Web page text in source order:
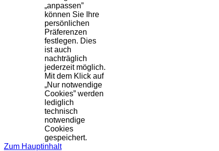
„anpassen”
können Sie Ihre
persönlichen
Präferenzen
festlegen. Dies
ist auch
nachträglich
jederzeit möglich.
Mit dem Klick auf
„Nur notwendige
Cookies” werden
lediglich
technisch
notwendige
Cookies
gespeichert.
Zum Hauptinhalt